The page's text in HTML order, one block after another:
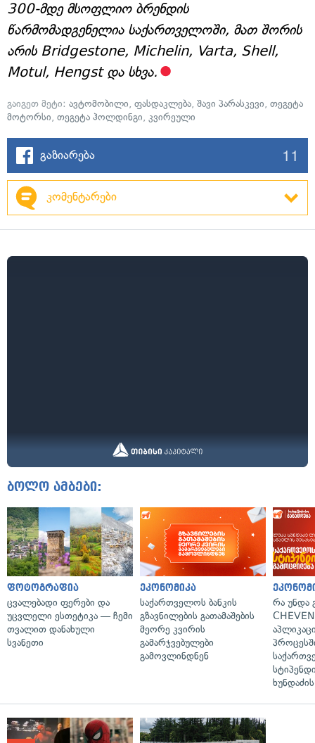
300-მდე მსოფლიო ბრენდის
წარმომადგენელია საქართველოში, მათ შორის
არის Bridgestone, Michelin, Varta, Shell,
Motul, Hengst და სხვა.
გაიგეთ მეტი: ავტომობილი, ფასდაკლება, შავი პარასკევი, თეგეტა
მოტორსი, თეგეტა ჰოლდინგი, კვირეული
გაზიარება 11
კომენტარები
ბოლო ამბები:
ფოტოგრაფია
ცვალებადი ფერები და
უცვლელი ესთეტიკა — ჩემი
თვალით დანახული
სვანეთი
ეკონომიკა
საქართველოს ბანკის
გზავნილების გათამაშების
მეორე კვირის
გამარჯვებულები
გამოვლინდნენ
რა უნდა